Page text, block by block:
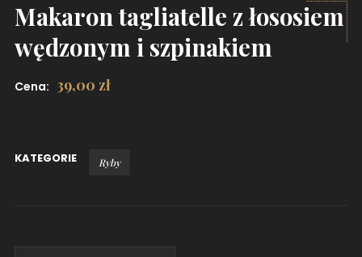
Makaron tagliatelle z łososiem
wędzonym i szpinakiem
Cena: 39,00 zł
KATEGORIE Ryby